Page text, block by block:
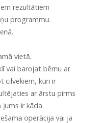
rezultātiem
programmu.
vietā.
vai barojat bērnu ar
cilvēkiem, kuri ir
ar ārstu pirms
ir kāda
operācija vai ja